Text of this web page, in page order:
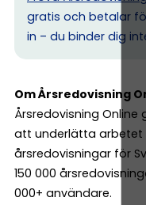
gratis och betalar
in – du binder dig
Om Årsredovisning
Årsredovisning Online
att underlätta arbetet
årsredovisningar för
150 000
000+ användare.